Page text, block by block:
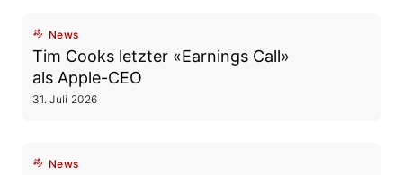
News
Tim Cooks letzter «Earnings Call»
als Apple-CEO
31. Juli 2026
News